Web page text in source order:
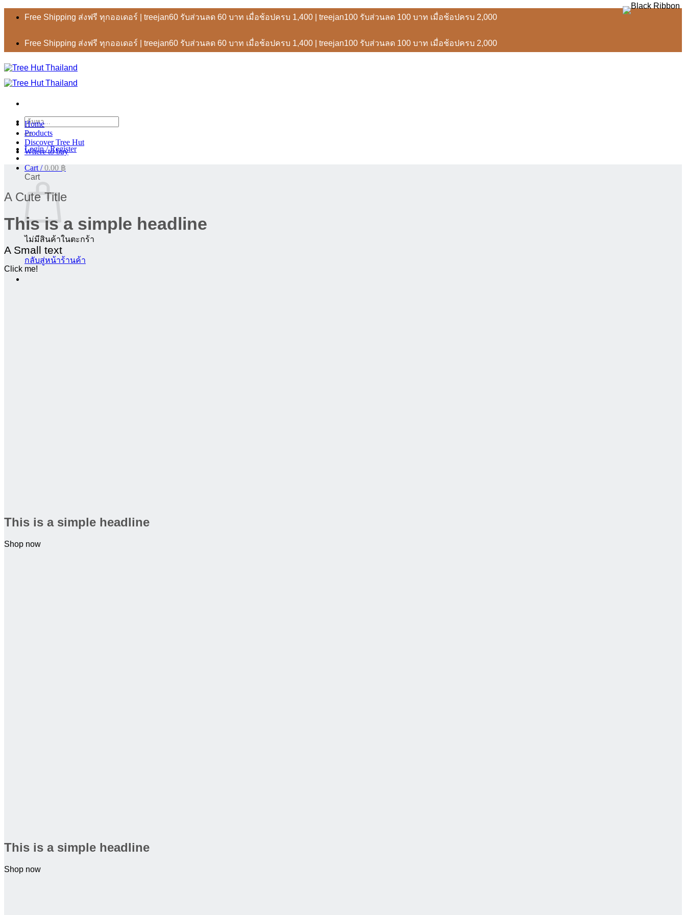
Free Shipping ส่งฟรี ทุกออเดอร์ | treejan60 รับส่วนลด 60 บาท เมื่อช้อปครบ 1,400 | treejan100 รับส่วนลด 100 บาท เมื่อช้อปครบ 2,000
Free Shipping ส่งฟรี ทุกออเดอร์ | treejan60 รับส่วนลด 60 บาท เมื่อช้อปครบ 1,400 | treejan100 รับส่วนลด 100 บาท เมื่อช้อปครบ 2,000
ค้นหา:
Login / Register
Cart /0.00 ฿
Cart
ไม่มีสินค้าในตะกร้า
กลับสู่หน้าร้านค้า
Home
Products
Discover Tree Hut
Where to buy
A Cute Title
This is a simple headline
A Small text
Click me!
This is a simple headline
Shop now
This is a simple headline
Shop now